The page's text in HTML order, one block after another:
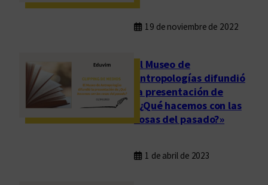
19 de noviembre de 2022
El Museo de
Antropologías difundió
la presentación de
«¿Qué hacemos con las
cosas del pasado?»
1 de abril de 2023